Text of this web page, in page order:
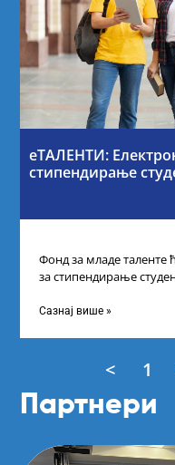
еТАЛЕНТИ:
стипендирање
Фонд за младе таленте
за стипендирање
Сазнај више »
< 1
Партнери